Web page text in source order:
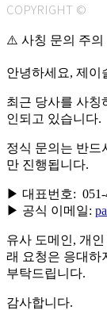
COPYRIGHT ©
⚠️ 사칭 문의 주의
안녕하세요, 제이
최근 당사를 사칭
인되고 있습니다.
정식 문의는 반드
만 진행됩니다.
▶ 대표번호: 051-
▶ 공식 이메일:
유사 도메인, 개
래 요청은 응대하
부탁드립니다.
감사합니다.